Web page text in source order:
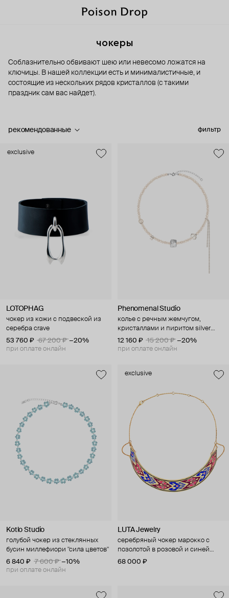
чокеры
Соблазнительно обвивают шею или невесомо ложатся на
ключицы. В нашей коллекции есть и минималистичные, и
состоящие из нескольких рядов кристаллов (с такими
праздник сам вас найдет).
фильтр
рекомендованные
exclusive
LOTOPHAG
чокер из кожи с подвеской из
серебра crave
53 760 ₽
67 200 ₽ −20%
при оплате онлайн
Phenomenal Studio
колье с речным жемчугом,
кристаллами и пиритом silver
secret
12 160 ₽ 15 200 ₽ −20%
при оплате онлайн
Kotlo Studio
голубой чокер из стеклянных
бусин миллефиори "сила цветов"
6 840 ₽
7 600 ₽ −10%
при оплате онлайн
exclusive
LUTA Jewelry
серебряный чокер марокко с
позолотой в розовой и синей
эмали
68 000 ₽